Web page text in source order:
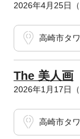
2026年4月25日
高崎市タ
The 美人画
2026年1月17日
高崎市タ